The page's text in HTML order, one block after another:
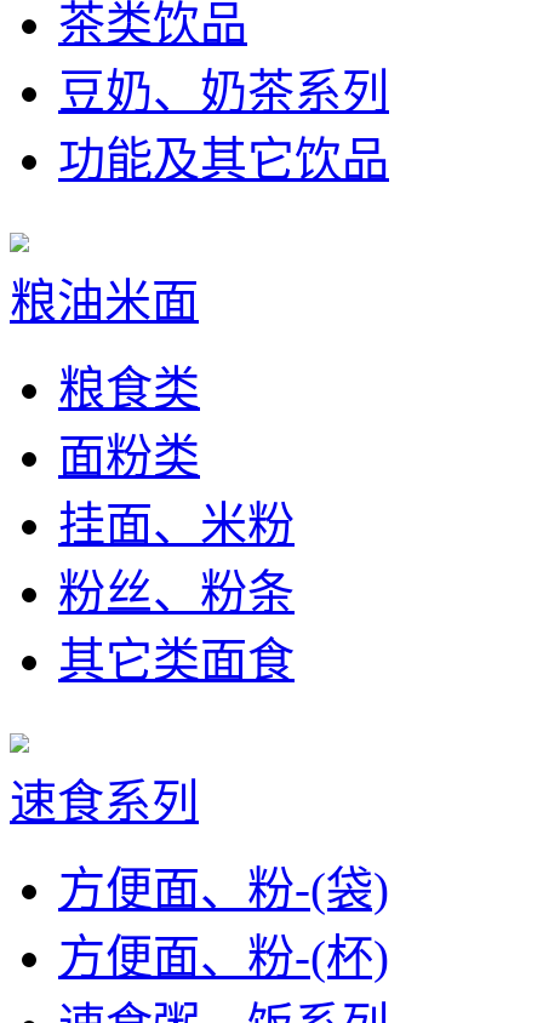
茶类饮品
豆奶、奶茶系列
功能及其它饮品
粮油米面
粮食类
面粉类
挂面、米粉
粉丝、粉条
其它类面食
速食系列
方便面、粉-(袋)
方便面、粉-(杯)